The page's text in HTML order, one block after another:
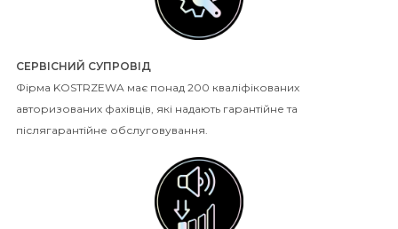
СЕРВІСНИЙ СУПРОВІД
Фірма KOSTRZEWA має понад 200 кваліфікованих
авторизованих фахівців, які надають гарантійне та
післягарантійне обслуговування.